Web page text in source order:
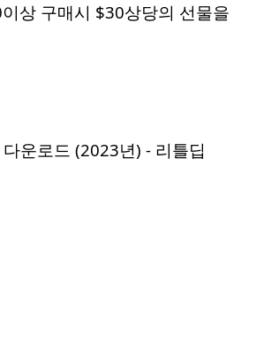
상 구매시 $30상당의 선물을